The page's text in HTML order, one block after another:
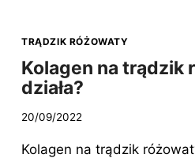
TRĄDZIK RÓŻOWATY
Kolagen na trądzik
działa?
20/09/2022
Kolagen na trądzik